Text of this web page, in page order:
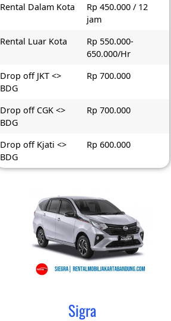
Rental Dalam Kota
Rp 450.000 / 12
jam
Rental Luar Kota
Rp 550.000-
650.000/Hr
Drop off JKT <>
BDG
Rp 700.000
Drop off CGK <>
BDG
Rp 700.000
Drop off Kjati <>
BDG
Rp 600.000
Sigra